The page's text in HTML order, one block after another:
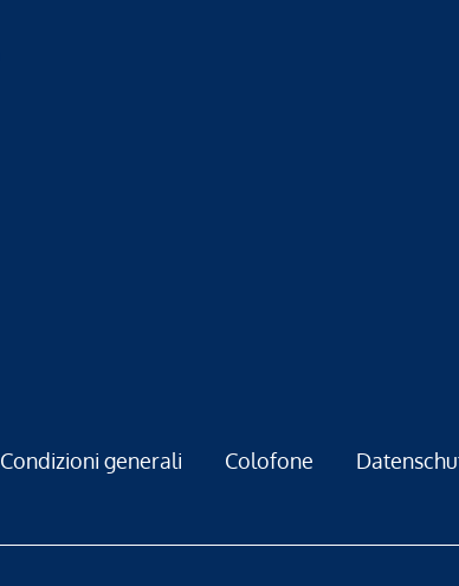
Condizioni generali Colofone